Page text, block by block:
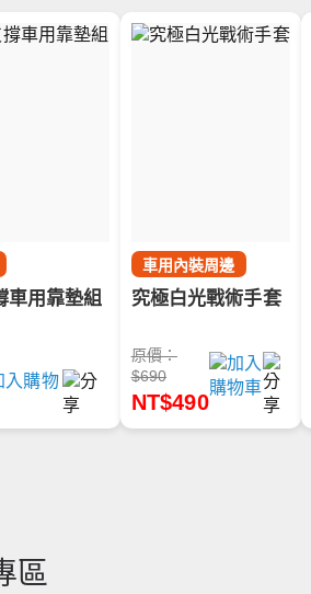
車用靠墊組
車用內裝周邊
究極白光戰術手套
原價：
$690
NT$490
區